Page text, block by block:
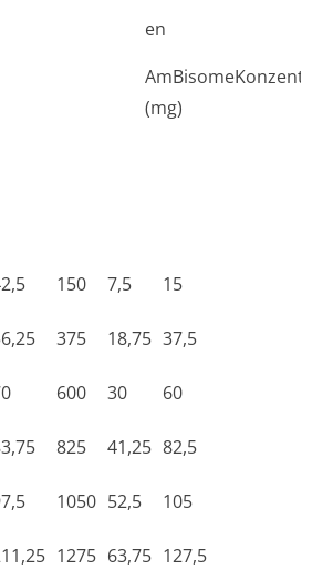
en
(mg)
150 7,5 15
375 18,75 37,5
600 30 60
825 41,25 82,5
1050 52,5 105
1275 63,75 127,5